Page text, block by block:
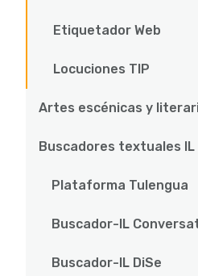
Etiquetador Web
Locuciones TIP
Artes escénicas y
Buscadores textuales IL
Plataforma Tulengua
Buscador-IL
Buscador-IL DiSe